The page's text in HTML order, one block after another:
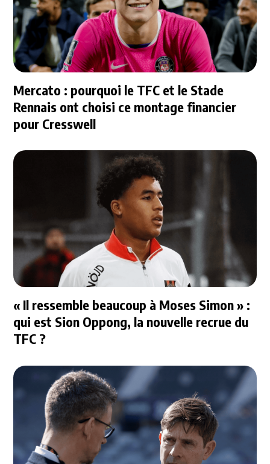
Mercato : pourquoi le TFC et le Stade
Rennais ont choisi ce montage financier
pour Cresswell
« Il ressemble beaucoup à Moses Simon » :
qui est Sion Oppong, la nouvelle recrue du
TFC ?